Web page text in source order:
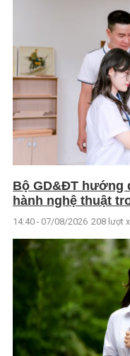
Bộ GD&ĐT hướng
hành nghệ thuật
14:40 - 07/08/2026 208 lượt